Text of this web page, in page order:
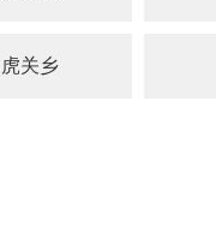
虎关乡